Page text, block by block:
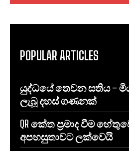
POPULAR ARTICLES
යුද්ධයේ තෙවන සතිය –
ලැබූ දහස් ගණනක්
QR කේත ප්‍රමාද වීම
අපහසුතාවට ලක්වෙයි